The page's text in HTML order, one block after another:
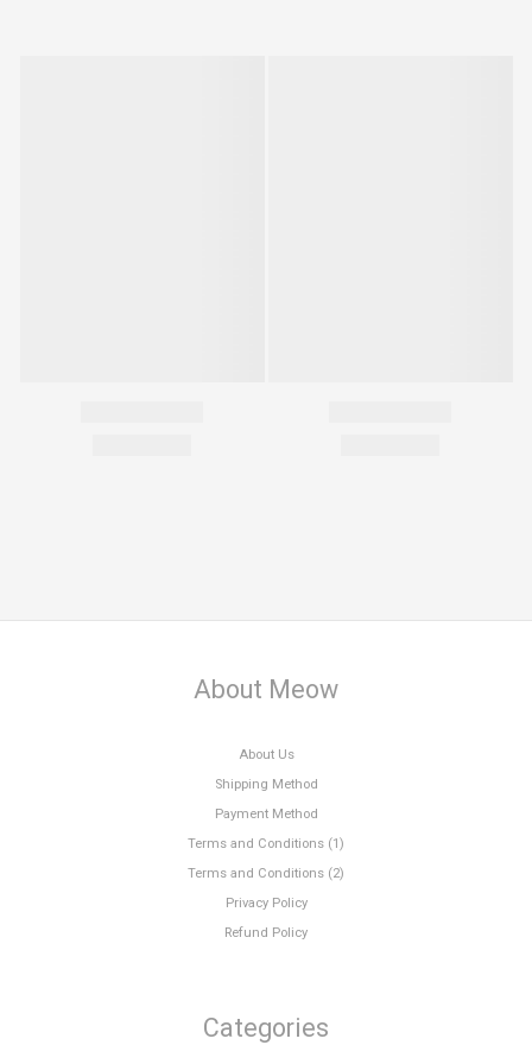
About Meow
About Us
Shipping Method
Payment Method
Terms and Conditions (1)
Terms and Conditions (2)
Privacy Policy
Refund Policy
Categories